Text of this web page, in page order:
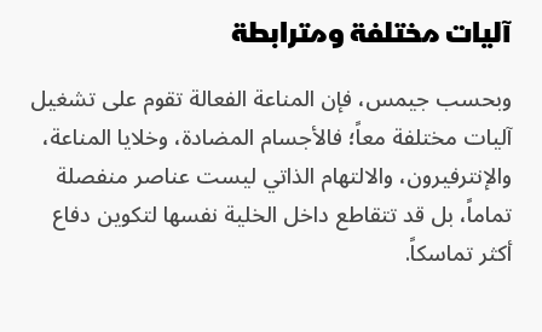
آليات مختلفة ومترابطة
وبحسب جيمس، فإن المناعة الفعالة تقوم على تشغيل
آليات مختلفة معاً؛ فالأجسام المضادة، وخلايا المناعة،
والإنترفيرون، والالتهام الذاتي ليست عناصر منفصلة
تماماً، بل قد تتقاطع داخل الخلية نفسها لتكوين دفاع
أكثر تماسكاً.